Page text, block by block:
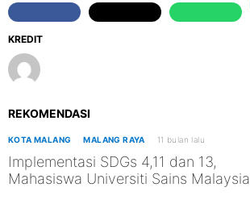
KREDIT
REKOMENDASI
KOTA MALANG MALANG RAYA 11 bulan lalu
Implementasi SDGs 4,11 dan 13,
Mahasiswa Universiti Sains Malaysia